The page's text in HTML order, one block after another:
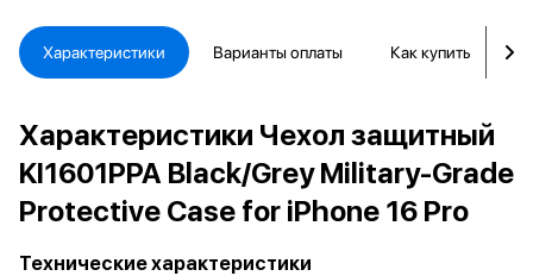
Характеристики Варианты оплаты Как купить
Характеристики Чехол защитный
KI1601PPA Black/Grey Military-Grade
Protective Case for iPhone 16 Pro
Технические характеристики